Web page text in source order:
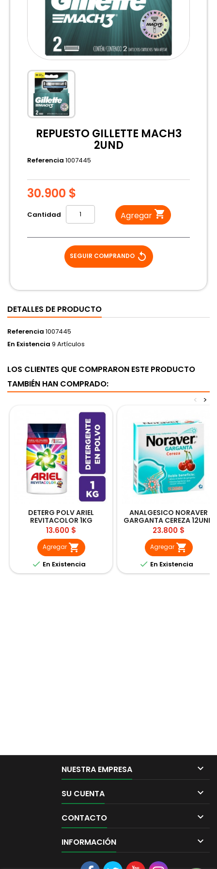
REPUESTO GILLETTE MACH3
2UND
Referencia 1007445
30.900 $
Cantidad Agregar 
SEGUIR COMPRANDO replay
DETALLES DE PRODUCTO
Referencia 1007445
En Existencia 9 Artículos
LOS CLIENTES QUE COMPRARON ESTE PRODUCTO
TAMBIÉN HAN COMPRADO:
>
<
DETERG POLV ARIEL
REVITACOLOR 1KG
Precio
13.600 $
Agregar 
 En Existencia
ANALGESICO NORAVER
GARGANTA CEREZA 12UND
Precio
23.800 $
Agregar 
 En Existencia
NUESTRA EMPRESA 
SU CUENTA 
CONTACTO 
INFORMACIÓN 